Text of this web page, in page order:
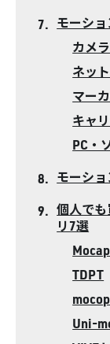
モーシ
カメラ
ネッ
マー
キャ
PC・
モーシ
個人で
リ7選
TDPT
Uni-